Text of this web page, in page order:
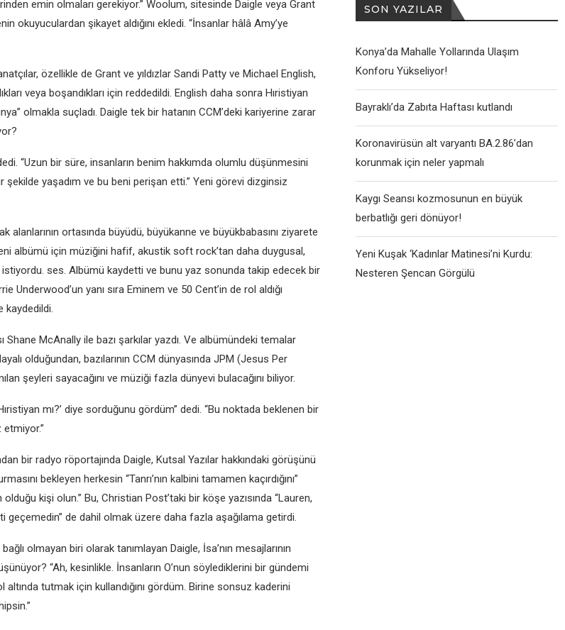
emin olmaları gerekiyor.” Woolum, sitesinde Daigle veya Grant
okuyuculardan şikayet aldığını ekledi. “İnsanlar hâlâ Amy’ye
özellikle de Grant ve yıldızlar Sandi Patty ve Michael English,
veya boşandıkları için reddedildi. English daha sonra Hıristiyan
olmakla suçladı. Daigle tek bir hatanın CCM’deki kariyerine zarar
“Uzun bir süre, insanların benim hakkımda olumlu düşünmesini
şekilde yaşadım ve bu beni perişan etti.” Yeni görevi dizginsiz
alanlarının ortasında büyüdü, büyükanne ve büyükbabasını ziyarete
albümü için müziğini hafif, akustik soft rock’tan daha duygusal,
istiyordu. ses. Albümü kaydetti ve bunu yaz sonunda takip edecek bir
Underwood’un yanı sıra Eminem ve 50 Cent’in de rol aldığı
kaydedildi.
Shane McAnally ile bazı şarkılar yazdı. Ve albümündeki temalar
olduğundan, bazılarının CCM dünyasında JPM (Jesus Per
şeyleri sayacağını ve müziği fazla dünyevi bulacağını biliyor.
mı?’ diye sorduğunu gördüm” dedi. “Bu noktada beklenen bir
bir radyo röportajında ​​Daigle, Kutsal Yazılar hakkındaki görüşünü
bekleyen herkesin “Tanrı’nın kalbini tamamen kaçırdığını”
kişi olun.” Bu, Christian Post’taki bir köşe yazısında “Lauren,
geçemedin” de dahil olmak üzere daha fazla aşağılama getirdi.
olmayan biri olarak tanımlayan Daigle, İsa’nın mesajlarının
“Ah, kesinlikle. İnsanların O’nun söylediklerini bir gündemi
tutmak için kullandığını gördüm. Birine sonsuz kaderini
SON YAZILAR
Konya’da Mahalle Yollarında Ulaşım
Konforu Yükseliyor!
Bayraklı’da Zabıta Haftası kutlandı
Koronavirüsün alt varyantı BA.2.86’dan
korunmak için neler yapmalı
Kaygı Seansı kozmosunun en büyük
berbatlığı geri dönüyor!
Yeni Kuşak ‘Kadınlar Matinesi’ni Kurdu:
Nesteren Şencan Görgülü